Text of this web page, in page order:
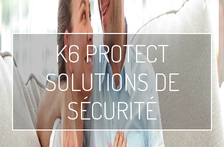
K6 PROTECT
SOLUTIONS DE
SÉCURITÉ